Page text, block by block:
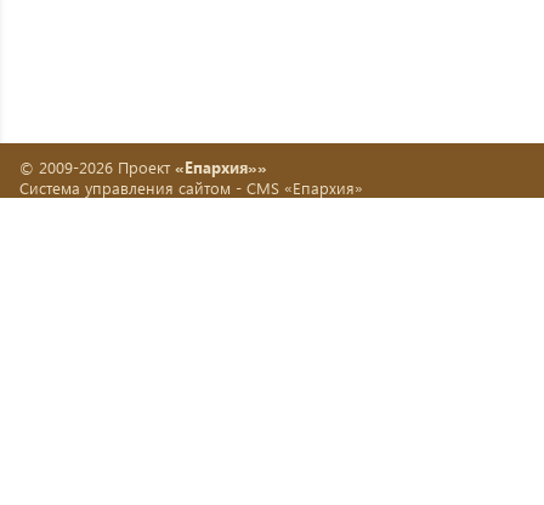
© 2009-2026 Проект «Епархия»»
Система управления сайтом - CMS «Епархия»